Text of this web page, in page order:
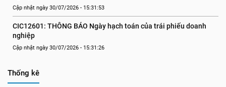
Cập nhật ngày 30/07/2026 - 15:31:53
CIC12601: THÔNG BÁO Ngày hạch toán của trái phiếu doanh
nghiệp
Cập nhật ngày 30/07/2026 - 15:31:26
Thống kê